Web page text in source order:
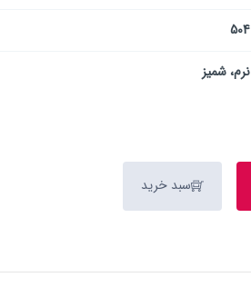
504
نرم، شمیز
سبد خرید